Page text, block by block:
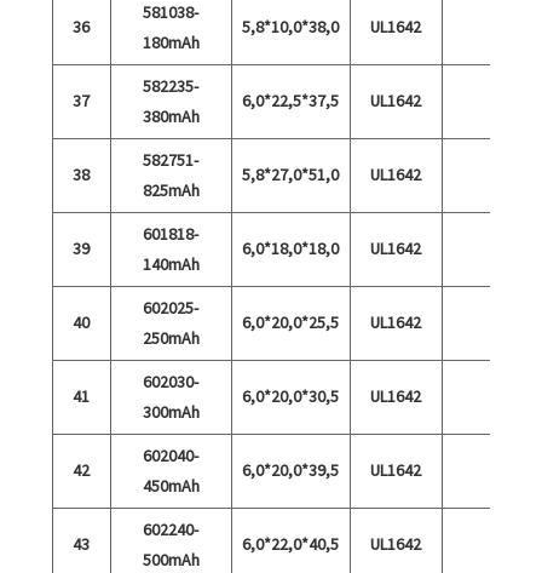
36
581038-
180mAh
5,8*10,0*38,0 UL1642
37
582235-
380mAh
6,0*22,5*37,5 UL1642
38
582751-
825mAh
5,8*27,0*51,0 UL1642
39
601818-
140mAh
6,0*18,0*18,0 UL1642
40
602025-
250mAh
6,0*20,0*25,5 UL1642
41
602030-
300mAh
6,0*20,0*30,5 UL1642
42
602040-
450mAh
6,0*20,0*39,5 UL1642
43
602240-
500mAh
6,0*22,0*40,5 UL1642